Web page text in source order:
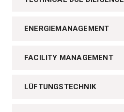
ENERGIEMANAGEMENT
FACILITY MANAGEMENT
LÜFTUNGSTECHNIK